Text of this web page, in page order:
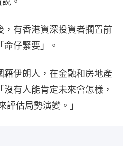
，有香港資深投資者擱置前
仔緊要」。
籍伊朗人，在金融和房地產
有人能肯定未來會怎樣，
估局勢演變。」